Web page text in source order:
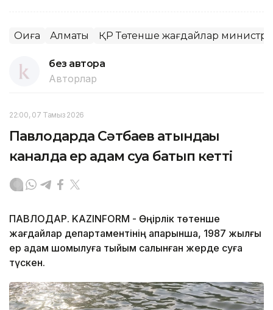
Оқиға Алматы ҚР Төтенше жағдайлар
без автора
Авторлар
22:00, 07 Тамыз 2026
Павлодарда Сәтбаев атындағы
каналда ер адам суға батып кетті
ПАВЛОДАР. KAZINFORM - Өңірлік төтенше
жағдайлар департаментінің ақпарынша, 1987 жылғы
ер адам шомылуға тыйым салынған жерде суға
түскен.